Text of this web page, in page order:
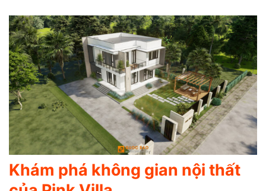
Khám phá không gian nội thất